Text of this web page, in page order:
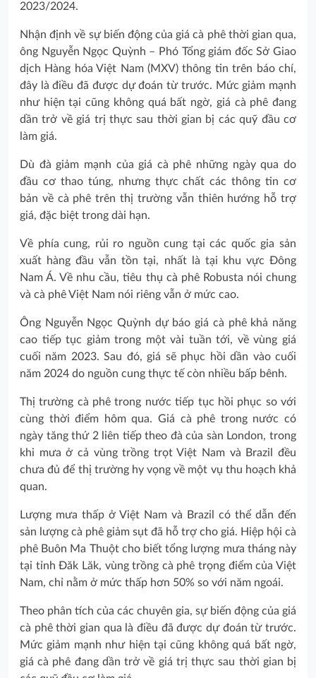
2023/2024.
Nhận định về sự biến động của giá cà phê thời gian qua,
ông Nguyễn Ngọc Quỳnh – Phó Tổng giám đốc Sở Giao
dịch Hàng hóa Việt Nam (MXV) thông tin trên báo chí,
đây là điều đã được dự đoán từ trước. Mức giảm mạnh
như hiện tại cũng không quá bất ngờ, giá cà phê đang
dần trở về giá trị thực sau thời gian bị các quỹ đầu cơ
làm giá.
Dù đà giảm mạnh của giá cà phê những ngày qua do
đầu cơ thao túng, nhưng thực chất các thông tin cơ
bản về cà phê trên thị trường vẫn thiên hướng hỗ trợ
giá, đặc biệt trong dài hạn.
Về phía cung, rủi ro nguồn cung tại các quốc gia sản
xuất hàng đầu vẫn tồn tại, nhất là tại khu vực Đông
Nam Á. Về nhu cầu, tiêu thụ cà phê Robusta nói chung
và cà phê Việt Nam nói riêng vẫn ở mức cao.
Ông Nguyễn Ngọc Quỳnh dự báo giá cà phê khả năng
cao tiếp tục giảm trong một vài tuần tới, về vùng giá
cuối năm 2023. Sau đó, giá sẽ phục hồi dần vào cuối
năm 2024 do nguồn cung thực tế còn nhiều bấp bênh.
Thị trường cà phê trong nước tiếp tục hồi phục so với
cùng thời điểm hôm qua. Giá cà phê trong nước có
ngày tăng thứ 2 liên tiếp theo đà của sàn London, trong
khi mưa ở cả vùng trồng trọt Việt Nam và Brazil đều
chưa đủ để thị trường hy vọng về một vụ thu hoạch khả
quan.
Lượng mưa thấp ở Việt Nam và Brazil có thể dẫn đến
sản lượng cà phê giảm sụt đã hỗ trợ cho giá. Hiệp hội cà
phê Buôn Ma Thuột cho biết tổng lượng mưa tháng này
tại tỉnh Đăk Lăk, vùng trồng cà phê trọng điểm của Việt
Nam, chỉ nằm ở mức thấp hơn 50% so với năm ngoái.
Theo phân tích của các chuyên gia, sự biến động của giá
cà phê thời gian qua là điều đã được dự đoán từ trước.
Mức giảm mạnh như hiện tại cũng không quá bất ngờ,
giá cà phê đang dần trở về giá trị thực sau thời gian bị